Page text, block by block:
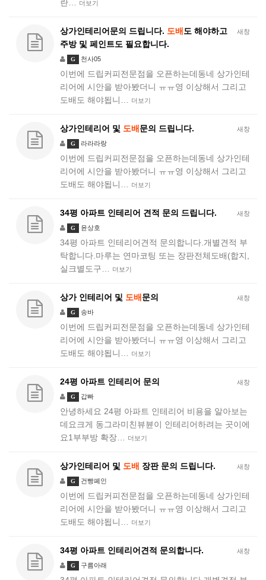
란…
더보기
새창
상가인테리어문의 드립니다. 도배 도 해야하고
주방 및 페인트도 필요합니다.
G 천사05
이번에 드립커피전문점을 오픈하는데동네 상가인테
리어에 시안을 받아봤더니 ㅠㅠ영 이상해서 그리고
도배도 해야됩니…
더보기
새창
상가인테리어 및 도배 문의 드립니다.
G 라라라랑
이번에 드립커피전문점을 오픈하는데동네 상가인테
리어에 시안을 받아봤더니 ㅠㅠ영 이상해서 그리고
도배도 해야됩니…
더보기
새창
34평 아파트 인테리어 견적 문의 드립니다.
G 윤상호
34평 아파트 인테리어견적 문의합니다.개별견적 부
탁합니다.마루는 연마코팅 또는 장판전체도배(합지,
실크별도구…
더보기
새창
상가 인테리어 및 도배 문의
G 송바
이번에 드립커피전문점을 오픈하는데동네 상가인테
리어에 시안을 받아봤더니 ㅠㅠ영 이상해서 그리고
도배도 해야됩니…
더보기
새창
24평 아파트 인테리어 문의
G 갑빠
안녕하세요 24평 아파트 인테리어 비용을 알아보는
데요크게 동그라미친뷰뷴이 인테리어하려는 곳이에
요1부부방 확장…
더보기
새창
상가인테리어 및 도배 장판 문의 드립니다.
G 건빵폐인
이번에 드립커피전문점을 오픈하는데동네 상가인테
리어에 시안을 받아봤더니 ㅠㅠ영 이상해서 그리고
도배도 해야됩니…
더보기
새창
34평 아파트 인테리어견적 문의합니다.
G 구름아래